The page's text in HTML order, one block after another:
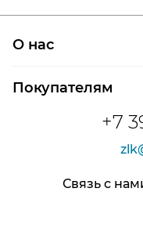
+7
О нас
Сертификаты на
Покупателям
Доставка и оплата
Расшифровка
Связь с